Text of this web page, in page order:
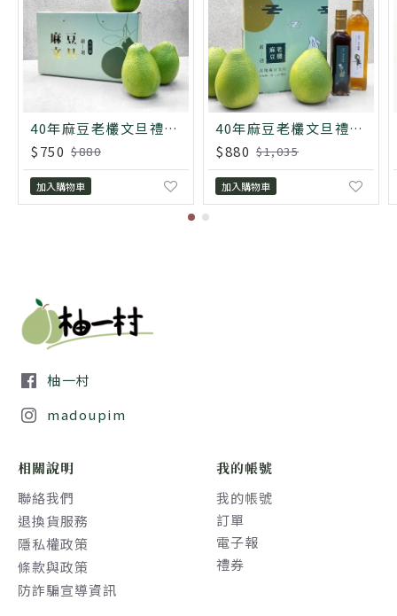
40年麻豆老欉文旦禮盒 5斤
$750 $880
加入購物車
40年麻豆老欉文旦禮盒 3斤
$880 $1,035
加入購物車
柚一村
madoupim
相關說明
聯絡我們
退換貨服務
隱私權政策
條款與政策
防詐騙宣導資訊
我的帳號
我的帳號
訂單
電子報
禮券